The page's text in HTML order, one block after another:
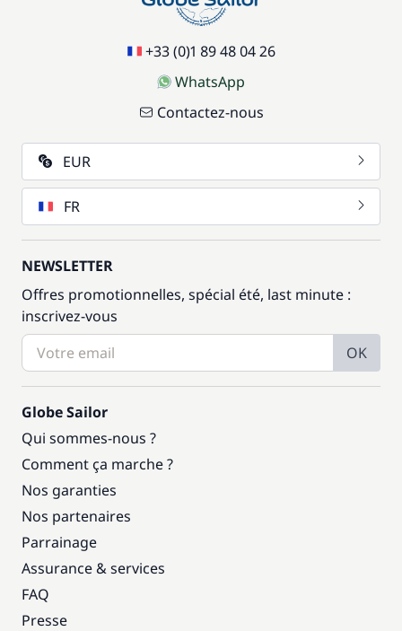
+33 (0)1 89 48 04 26
WhatsApp
Contactez-nous
EUR
FR
NEWSLETTER
Offres promotionnelles, spécial été, last minute :
inscrivez-vous
OK
Globe Sailor
Qui sommes-nous ?
Comment ça marche ?
Nos garanties
Nos partenaires
Parrainage
Assurance & services
FAQ
Presse